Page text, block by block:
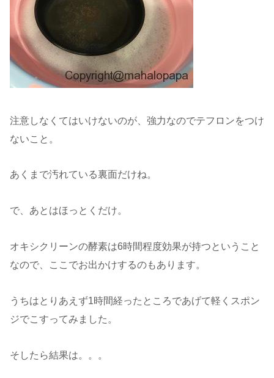
注意しなくてはいけないのが、強力なのでテフロンをつけ
ないこと。
あくまで汚れている裏面だけね。
で、あとはほっとくだけ。
オキシクリーンの酵素は6時間程度効果が持つということ
なので、ここでお出かけするのもあります。
うちはとりあえず1時間経ったところであげて軽くスポン
ジでこすってみました。
そしたら結果は。。。